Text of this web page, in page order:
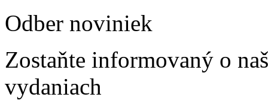
Odber noviniek
Zostaňte informovaný o
vydaniach